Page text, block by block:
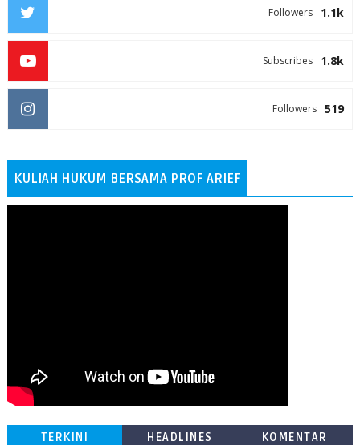
1.1k
Followers
1.8k
Subscribes
519
Followers
KULIAH HUKUM BERSAMA PROF ARIEF
TERKINI HEADLINES KOMENTAR